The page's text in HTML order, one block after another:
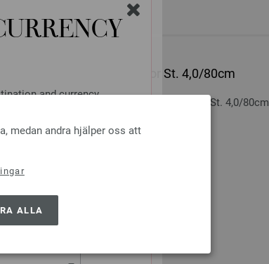
and currency.
America
medan andra hjälper oss att
ALLA
Design-trä: Multicolor St. 4,0/80cm
GROSSA Rundsticka Design-trä: Multicolor St. 4,0/80cm
4,0 mm; längd ca. 80 cm
$